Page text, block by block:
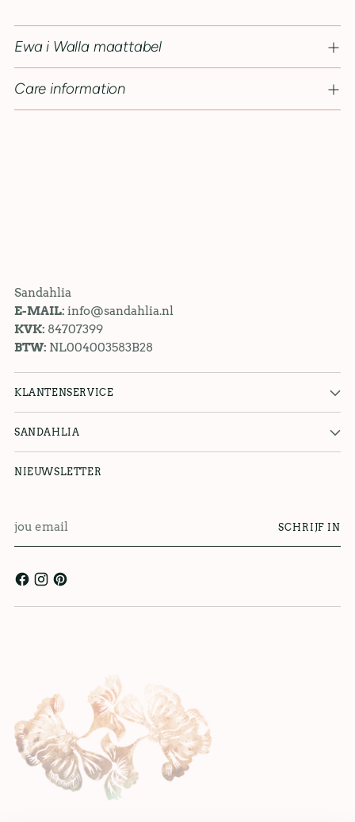
Ewa i Walla maattabel
Care information
Sandahlia
E-MAIL: info@sandahlia.nl
KVK: 84707399
BTW: NL004003583B28
KLANTENSERVICE
SANDAHLIA
NIEUWSLETTER
email
SCHRIJF IN